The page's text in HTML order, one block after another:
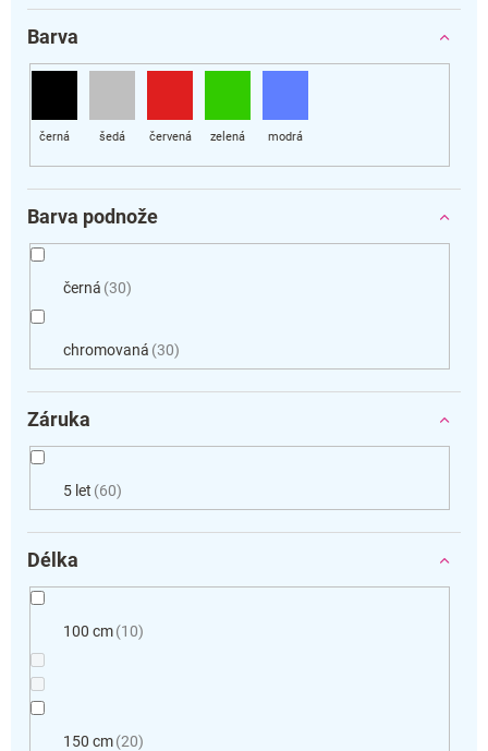
Barva
Barva podnože
černá 30
chromovaná 30
Záruka
5 let 60
Délka
100 cm 10
150 cm 20